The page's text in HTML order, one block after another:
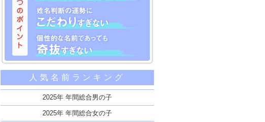
名づけに大事な5つのポイント
命名に親の責任を自覚する
名前は子供への愛情や願いの結晶
苗字とのバランス、読み、発音、覚えやすさ
姓名判断の運勢にこだわりすぎない
人気名前ランキング
2025年 年間総合男の子
2025年 年間総合女の子